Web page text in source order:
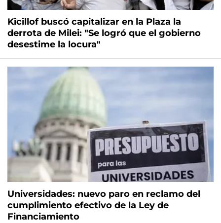
Kicillof buscó capitalizar en la Plaza la
derrota de Milei: "Se logró que el gobierno
desestime la locura"
Universidades: nuevo paro en reclamo del
cumplimiento efectivo de la Ley de
Financiamiento